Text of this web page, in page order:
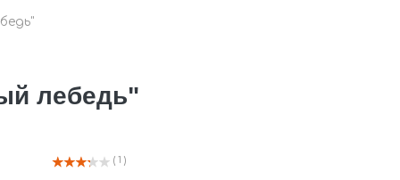
лебедь"
( 1 )